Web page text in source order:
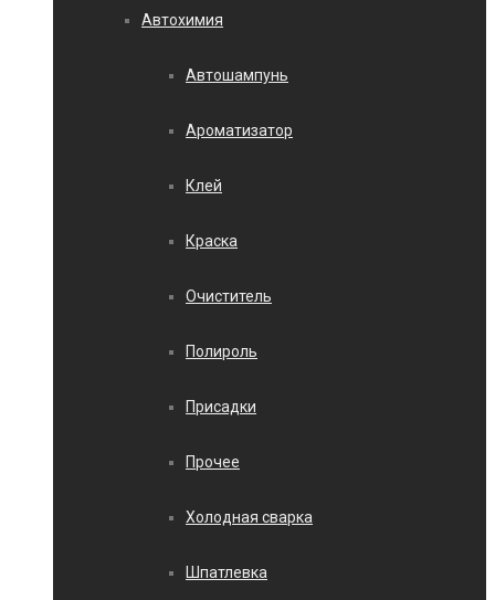
Автохимия
Автошампунь
Ароматизатор
Клей
Краска
Очиститель
Полироль
Присадки
Прочее
Холодная сварка
Шпатлевка